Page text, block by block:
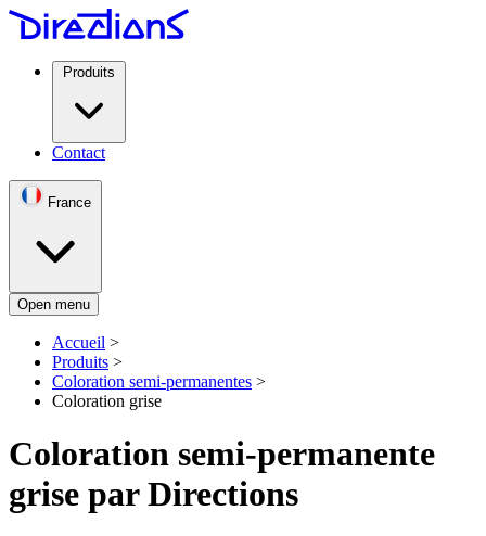
Produits
Contact
France
Open menu
Accueil >
Produits >
Coloration semi-permanentes >
Coloration grise
Coloration semi-permanente
grise par Directions